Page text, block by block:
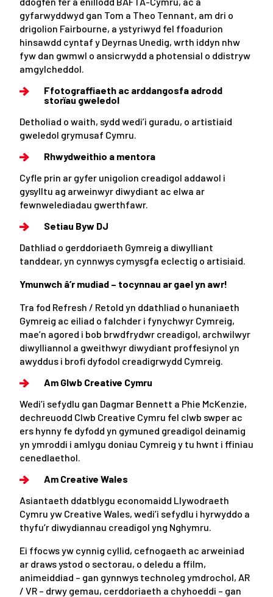
gyfarwyddwyd gan Tom a Theo Tennant, am dri o
drigolion Fairbourne, a ystyriwyd fel ffoadurion
hinsawdd cyntaf y Deyrnas Unedig, wrth iddyn nhw
fyw dan gwmwl o ansicrwydd a photensial o ddistryw
amgylcheddol.
Ffotograffiaeth ac arddangosfa adrodd
storïau gweledol
Detholiad o waith, sydd wedi’i guradu, o artistiaid
gweledol grymusaf Cymru.
Rhwydweithio a mentora
Cyfle prin ar gyfer unigolion creadigol addawol i
gysylltu ag arweinwyr diwydiant ac elwa ar
fewnwelediadau gwerthfawr.
Setiau Byw DJ
Dathliad o gerddoriaeth Gymreig a diwylliant
tanddear, yn cynnwys cymysgfa eclectig o artisiaid.
Ymunwch â’r mudiad – tocynnau ar gael yn awr!
Tra fod Refresh / Retold yn ddathliad o hunaniaeth
Gymreig ac eiliad o falchder i fynychwyr Cymreig,
mae’n agored i bob brwdfrydwr creadigol, archwilwyr
diwylliannol a gweithwyr diwydiant proffesiynol yn
awyddus i brofi dyfodol creadigrwydd Cymreig.
Am Glwb Creative Cymru
Wedi’i sefydlu gan Dagmar Bennett a Phie McKenzie,
dechreuodd Clwb Creative Cymru fel clwb swper ac
ers hynny fe dyfodd yn gymuned greadigol deinamig
yn ymroddi i amlygu doniau Cymreig y tu hwnt i ffiniau
cenedlaethol.
Am Creative Wales
Asiantaeth ddatblygu economaidd Llywodraeth
Cymru yw Creative Wales, wedi’i sefydlu i hyrwyddo a
thyfu’r diwydiannau creadigol yng Nghymru.
Ei ffocws yw cynnig cyllid, cefnogaeth ac arweiniad
ar draws ystod o sectorau, o deledu a ffilm,
animeiddiad – gan gynnwys technoleg ymdrochol, AR
/ VR – drwy gemau, cerddoriaeth a chyhoeddi – gan